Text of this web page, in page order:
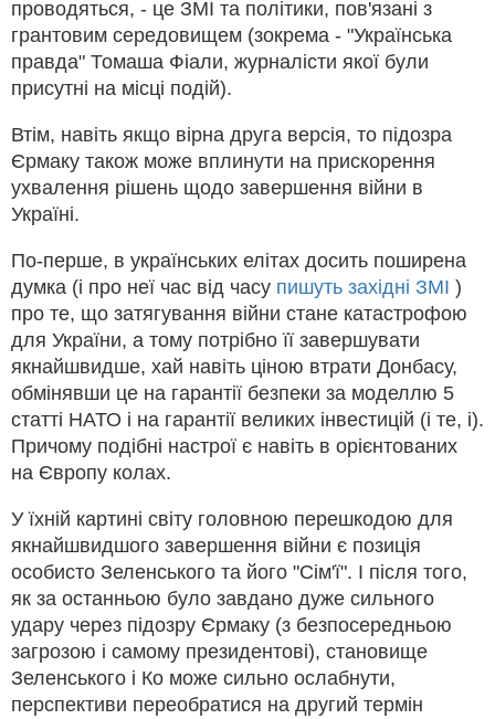
проводяться, - це ЗМІ та політики, пов'язані з
грантовим середовищем (зокрема - "Українська
правда" Томаша Фіали, журналісти якої були
присутні на місці подій).
Втім, навіть якщо вірна друга версія, то підозра
Єрмаку також може вплинути на прискорення
ухвалення рішень щодо завершення війни в
Україні.
По-перше, в українських елітах досить поширена
думка (і про неї час від часу пишуть західні ЗМІ )
про те, що затягування війни стане катастрофою
для України, а тому потрібно її завершувати
якнайшвидше, хай навіть ціною втрати Донбасу,
обмінявши це на гарантії безпеки за моделлю 5
статті НАТО і на гарантії великих інвестицій (і те, і).
Причому подібні настрої є навіть в орієнтованих
на Європу колах.
У їхній картині світу головною перешкодою для
якнайшвидшого завершення війни є позиція
особисто Зеленського та його "Сім'ї". І після того,
як за останньою було завдано дуже сильного
удару через підозру Єрмаку (з безпосередньою
загрозою і самому президентові), становище
Зеленського і Ко може сильно ослабнути,
перспективи переобратися на другий термін